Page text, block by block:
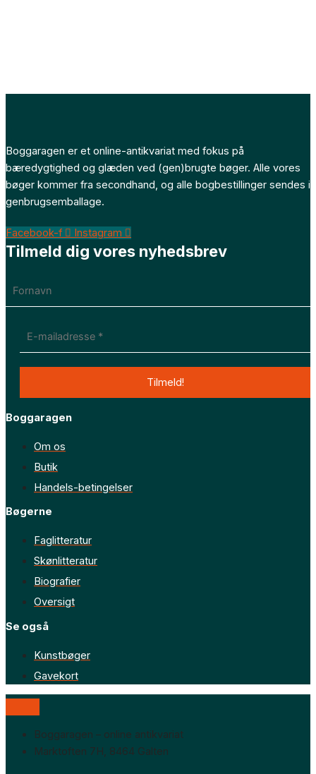
Boggaragen er et online-antikvariat med fokus på
bæredygtighed og glæden ved (gen)brugte bøger. Alle vores
bøger kommer fra secondhand, og alle bogbestillinger sendes i
genbrugsemballage.
Facebook-f Instagram
Tilmeld dig vores nyhedsbrev
Boggaragen
Om os
Butik
Handels-betingelser
Bøgerne
Faglitteratur
Skønlitteratur
Biografier
Oversigt
Se også
Kunstbøger
Gavekort
Boggaragen – online antikvariat
Marktoften 7H, 8464 Galten